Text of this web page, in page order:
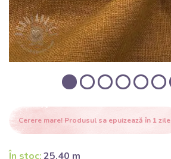
Cerere mare! Produsul sa epuizează în 1 zile
În stoc:25.40 m